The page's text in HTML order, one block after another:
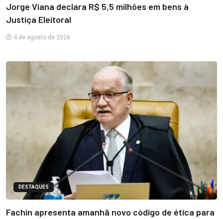
Jorge Viana declara R$ 5,5 milhões em bens à
Justiça Eleitoral
4 de agosto de 2026
DESTAQUES
Fachin apresenta amanhã novo código de ética para